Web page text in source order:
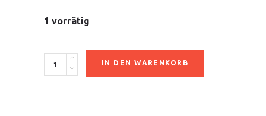
1 vorrätig
Mito
Gaskabel
IN DEN WARENKORB